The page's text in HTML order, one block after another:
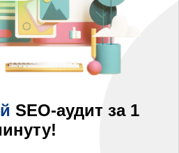
SEO-аудит за 1